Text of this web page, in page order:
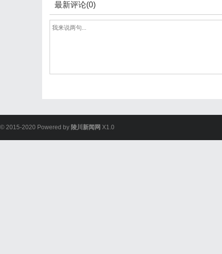
最新评论(0)
© 2015-2020 Powered by 陵川新闻网 X1.0